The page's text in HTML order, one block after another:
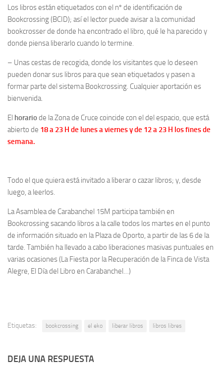
Los libros están etiquetados con el nº de identificación de
Bookcrossing (BCID); así el lector puede avisar a la comunidad
bookcrosser de donde ha encontrado el libro, qué le ha parecido y
donde piensa liberarlo cuando lo termine.
– Unas cestas de recogida, donde los visitantes que lo deseen
pueden donar sus libros para que sean etiquetados y pasen a
formar parte del sistema Bookcrossing. Cualquier aportación es
bienvenida.
El horariode la Zona de Cruce coincide con el del espacio, que está
abierto de 18 a 23 H de lunes a viernes y de 12 a 23 H los fines de
semana.
Todo el que quiera está invitado a liberar o cazar libros; y, desde
luego, a leerlos.
La Asamblea de Carabanchel 15M participa también en
Bookcrossing sacando libros a la calle todos los martes en el punto
de información situado en la Plaza de Oporto, a partir de las 6 de la
tarde. También ha llevado a cabo liberaciones masivas puntuales en
varias ocasiones (La Fiesta por la Recuperación de la Finca de Vista
Alegre, El Día del Libro en Carabanchel…)
Etiquetas: bookcrossing el eko liberar libros libros libres
DEJA UNA RESPUESTA